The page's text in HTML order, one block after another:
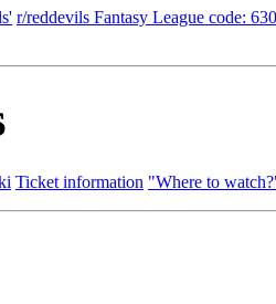
r/reddevils Fantasy League code:
Ticket information "Where to